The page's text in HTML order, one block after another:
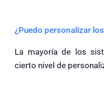
¿Puedo personalizar
La mayoría de los
cierto nivel de